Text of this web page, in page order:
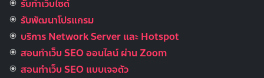
รับทำเว็บไซต์
รับพัฒนาโปรแกรม
บริการ Network Server และ Hotspot
สอนทำเว็บ SEO ออนไลน์ ผ่าน Zoom
สอนทำเว็บ SEO แบบเจอตัว